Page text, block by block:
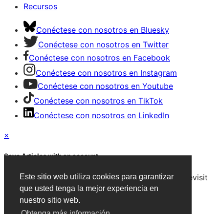
Este sitio web utiliza cookies para garantizar
que usted tenga la mejor experiencia en
nuestro sitio web.
Recursos
Conéctese con nosotros en Bluesky
Conéctese con nosotros en Twitter
Conéctese con nosotros en Facebook
Conéctese con nosotros en Instagram
Conéctese con nosotros en Youtube
Conéctese con nosotros en TikTok
Conéctese con nosotros en LinkedIn
×
Save Articles with an account
After signing in, you can save articles and easily revisit
them on any device.
Create an Account